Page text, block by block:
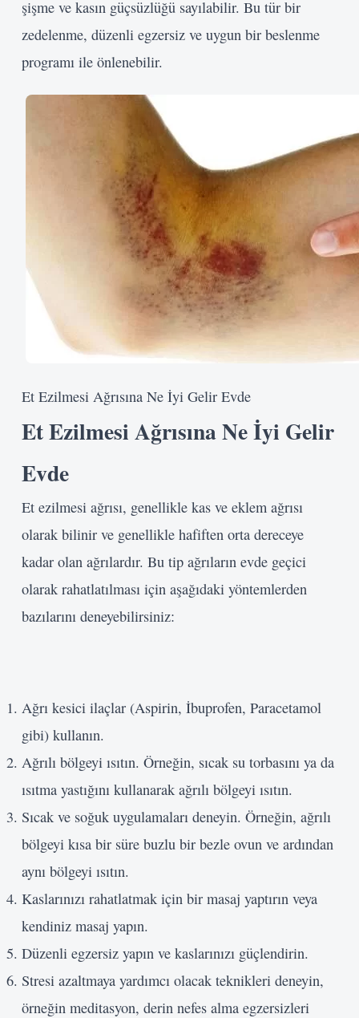
şişme ve kasın güçsüzlüğü sayılabilir. Bu tür bir
zedelenme, düzenli egzersiz ve uygun bir beslenme
programı ile önlenebilir.
Et Ezilmesi Ağrısına Ne İyi Gelir Evde
Et Ezilmesi Ağrısına Ne İyi Gelir
Evde
Et ezilmesi ağrısı, genellikle kas ve eklem ağrısı
olarak bilinir ve genellikle hafiften orta dereceye
kadar olan ağrılardır. Bu tip ağrıların evde geçici
olarak rahatlatılması için aşağıdaki yöntemlerden
bazılarını deneyebilirsiniz:
Ağrı kesici ilaçlar (Aspirin, İbuprofen, Paracetamol
gibi) kullanın.
Ağrılı bölgeyi ısıtın. Örneğin, sıcak su torbasını ya da
ısıtma yastığını kullanarak ağrılı bölgeyi ısıtın.
Sıcak ve soğuk uygulamaları deneyin. Örneğin, ağrılı
bölgeyi kısa bir süre buzlu bir bezle ovun ve ardından
aynı bölgeyi ısıtın.
Kaslarınızı rahatlatmak için bir masaj yaptırın veya
kendiniz masaj yapın.
Düzenli egzersiz yapın ve kaslarınızı güçlendirin.
Stresi azaltmaya yardımcı olacak teknikleri deneyin,
örneğin meditasyon, derin nefes alma egzersizleri
Kullanıcı Adı veya E-posta
Beni Hatırla
Giriş Yap